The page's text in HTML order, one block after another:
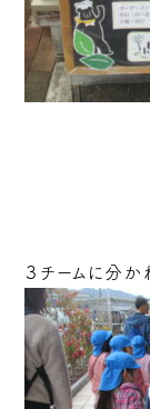
３チームに分か